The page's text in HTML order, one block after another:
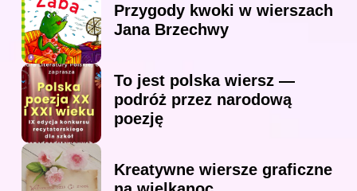
Przygody kwoki w wierszach
Jana Brzechwy
To jest polska wiersz —
podróż przez narodową
poezję
Kreatywne wiersze graficzne